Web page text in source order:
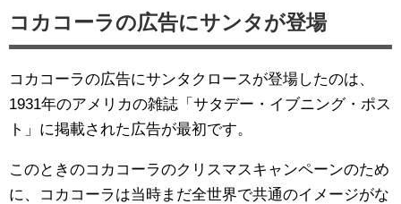
コカコーラの広告にサンタが登場
コカコーラの広告にサンタクロースが登場したのは、
1931年のアメリカの雑誌「サタデー・イブニング・ポス
ト」に掲載された広告が最初です。
このときのコカコーラのクリスマスキャンペーンのため
に、コカコーラは当時まだ全世界で共通のイメージがな